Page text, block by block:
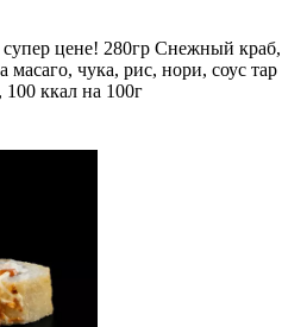
цене! 280гр Снежный краб,
чука, рис, нори, соус тар
ккал на 100г